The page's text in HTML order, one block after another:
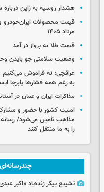
هشدار روسیه به ژاپن
مرداد ۱۴۰۵
قیمت طلا به پرواز در آمد
وضعیت سلامتی جو بایدن
عراقچی: نه فراموش می‌کنیم
به رغم همه فشارها پابرجا
مذاکرات ایران و عمان در
امنیت کشور با حضور و
مذاهب تأمین می‌شود/
را به ما منتقل کنند
چندرسانه‌ای
تشییع پیکر زنده‌یاد «اکبر